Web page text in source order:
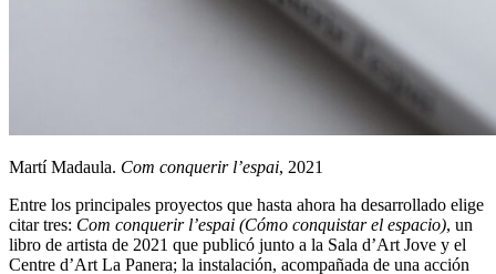
Martí Madaula. Com conquerir l’espai, 2021
Entre los principales proyectos que hasta ahora ha desarrollado elige
citar tres: Com conquerir l’espai (Cómo conquistar el espacio), un
libro de artista de 2021 que publicó junto a la Sala d’Art Jove y el
Centre d’Art La Panera; la instalación, acompañada de una acción